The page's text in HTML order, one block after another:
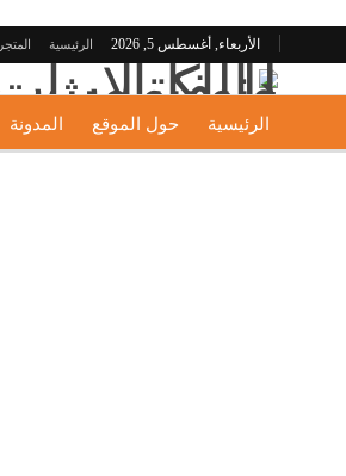
الأربعاء, أغسطس 5, 2026 الرئيسية المتجر
الرئيسية حول الموقع المدونة